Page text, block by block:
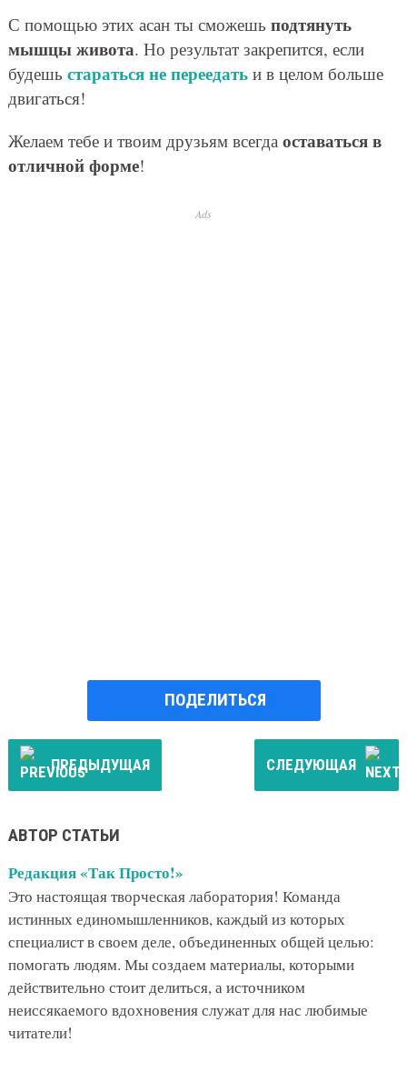
С помощью этих асан ты сможешь подтянуть
мышцы живота. Но результат закрепится, если
будешь стараться не переедатьи в целом больше
двигаться!
Желаем тебе и твоим друзьям всегда оставаться в
отличной форме!
Ads
ПОДЕЛИТЬСЯ
ПРЕДЫДУЩАЯ СЛЕДУЮЩАЯ
АВТОР СТАТЬИ
Редакция «Так Просто!»
Это настоящая творческая лаборатория! Команда
истинных единомышленников, каждый из которых
специалист в своем деле, объединенных общей целью:
помогать людям. Мы создаем материалы, которыми
действительно стоит делиться, а источником
неиссякаемого вдохновения служат для нас любимые
читатели!